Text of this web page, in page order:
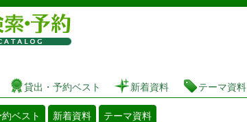
図書館 蔵書検索・予約システム
貸出・予約ベスト 新着資料 テーマ資料
ベスト 新着資料 テーマ資料